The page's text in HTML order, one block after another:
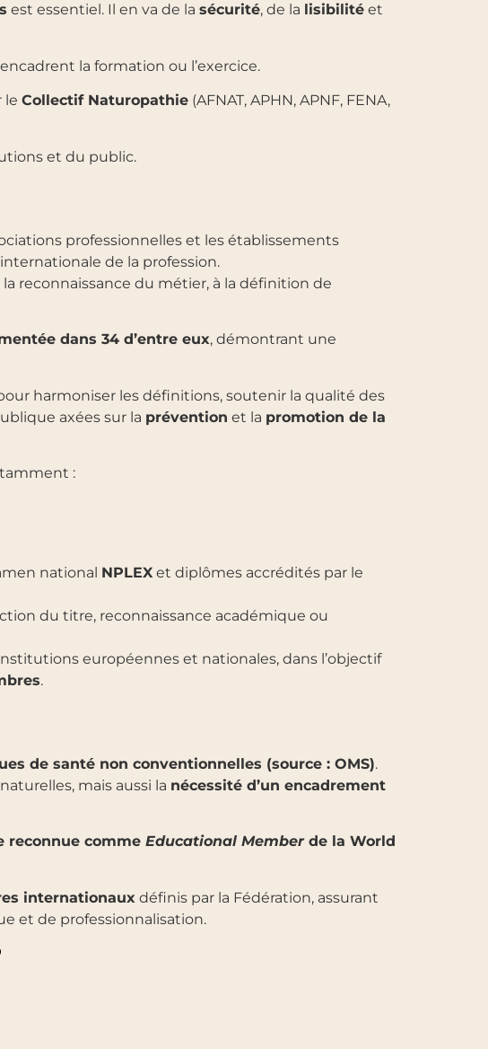
est essentiel. Il en va de la sécurité, de la lisibilité et
la formation ou l’exercice.
le Collectif Naturopathie (AFNAT, APHN, APNF, FENA,
et du public.
professionnelles et les établissements
de la profession.
reconnaissance du métier, à la définition de
dans 34 d’entre eux, démontrant une
harmoniser les définitions, soutenir la qualité des
axées sur la prévention et la promotion de la
:
national NPLEX et diplômes accrédités par le
du titre, reconnaissance académique ou
européennes et nationales, dans l’objectif
.
de santé non conventionnelles (source : OMS).
mais aussi la nécessité d’un encadrement
reconnue comme Educational Memberde la World
internationaux définis par la Fédération, assurant
et de professionnalisation.